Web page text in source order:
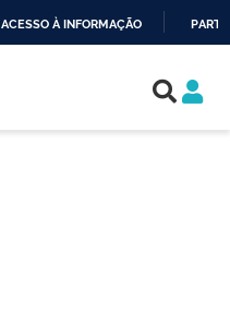
ACESSO À INFORMAÇÃO